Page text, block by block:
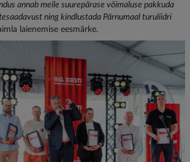
annab meile suurepärase võimaluse pakkuda
ning kindlustada Pärnumaal turuliidri
laienemise eesmärke.